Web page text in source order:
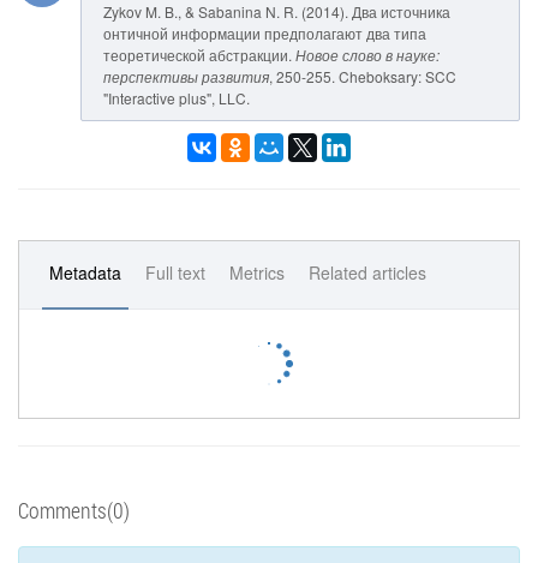
Zykov M. B., & Sabanina N. R. (2014). Два источника
онтичной информации предполагают два типа
теоретической абстракции. Новое слово в науке:
перспективы развития, 250-255. Cheboksary: SCC
"Interactive plus", LLC.
Metadata Full text Metrics Related articles
Comments(0)